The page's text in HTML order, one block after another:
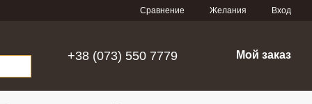
Сравнение Желания Вход
+38 (073) 550 7779 Мой заказ